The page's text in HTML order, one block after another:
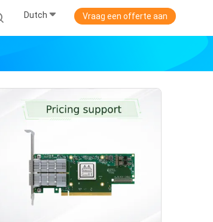
Dutch Vraag een offerte aan